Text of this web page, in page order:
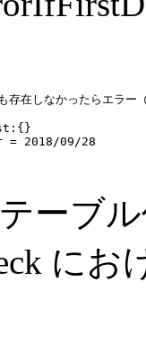
存在しなかったらエラ
{}
= 2018/09/28
ーブ
に